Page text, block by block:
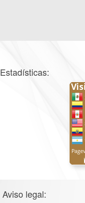
Estadísticas:
Aviso legal: